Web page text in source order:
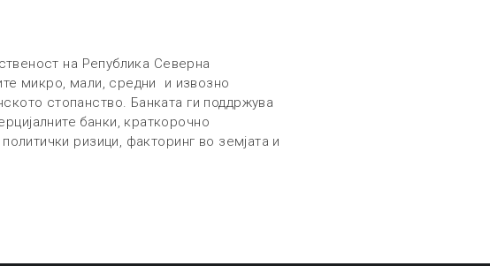
на Република Северна
микро, мали, средни и извозно
стопанство. Банката ги поддржува
банки, краткорочно
ризици, факторинг во земјата и